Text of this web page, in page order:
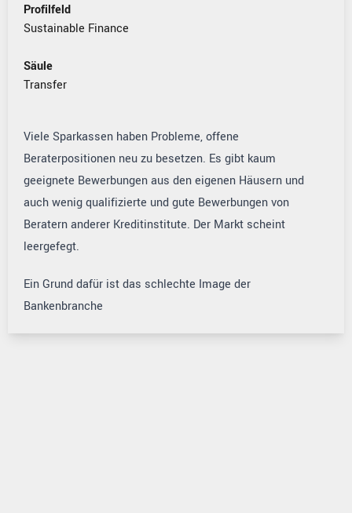
Profilfeld
Sustainable Finance
Säule
Transfer
Viele Sparkassen haben Probleme, offene
Beraterpositionen neu zu besetzen. Es gibt kaum
geeignete Bewerbungen aus den eigenen Häusern und
auch wenig qualifizierte und gute Bewerbungen von
Beratern anderer Kreditinstitute. Der Markt scheint
leergefegt.
Ein Grund dafür ist das schlechte Image der
Bankenbranche